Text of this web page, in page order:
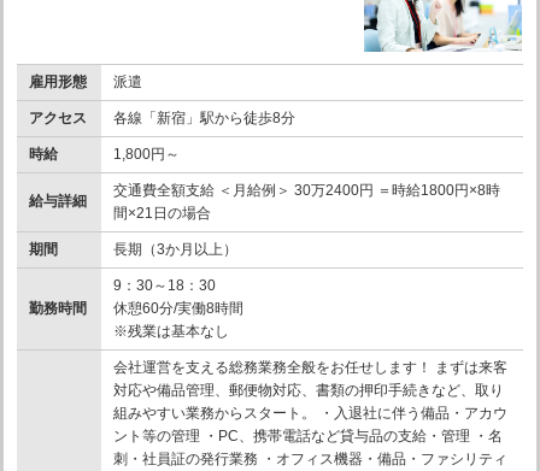
雇用形態 派遣
アクセス 各線「新宿」駅から徒歩8分
時給 1,800円～
給与詳細
交通費全額支給 ＜月給例＞ 30万2400円 ＝時給1800円×8時
間×21日の場合
期間 長期（3か月以上）
勤務時間
9：30～18：30
休憩60分/実働8時間
※残業は基本なし
会社運営を支える総務業務全般をお任せします！ まずは来客
対応や備品管理、郵便物対応、書類の押印手続きなど、取り
組みやすい業務からスタート。 ・入退社に伴う備品・アカウ
ント等の管理 ・PC、携帯電話など貸与品の支給・管理 ・名
刺・社員証の発行業務 ・オフィス機器・備品・ファシリティ